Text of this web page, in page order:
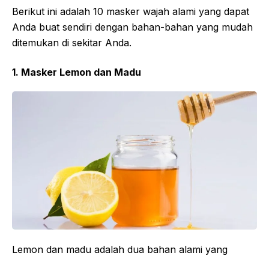
Berikut ini adalah 10 masker wajah alami yang dapat
Anda buat sendiri dengan bahan-bahan yang mudah
ditemukan di sekitar Anda.
1. Masker Lemon dan Madu
Lemon dan madu adalah dua bahan alami yang